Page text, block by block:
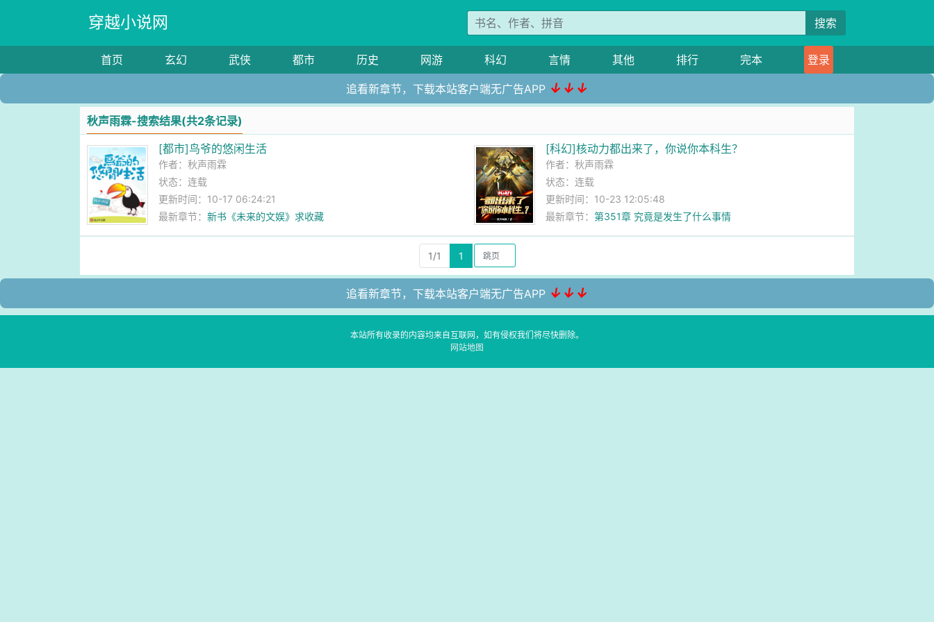
穿越小说网 搜索
首页 玄幻 武侠 都市 历史 网游 科幻 言情 其他 排行 完本 登录
追看新章节，下载本站客户端无广告APP ↓↓↓
秋声雨霖-搜索结果(共2条记录)
[都市]鸟爷的悠闲生活
作者：秋声雨霖
状态：连载
更新时间：10-17 06:24:21
最新章节：新书《未来的文娱》求收藏
[科幻]核动力都出来了，你说你本科生？
作者： 秋声雨霖
状态：连载
更新时间：10-23 12:05:48
最新章节： 第351章 究竟是发生了什么事情
1/1 1
追看新章节，下载本站客户端无广告APP ↓↓↓
本站所有收录的内容均来自互联网，如有侵权我们将尽快删除。
网站地图